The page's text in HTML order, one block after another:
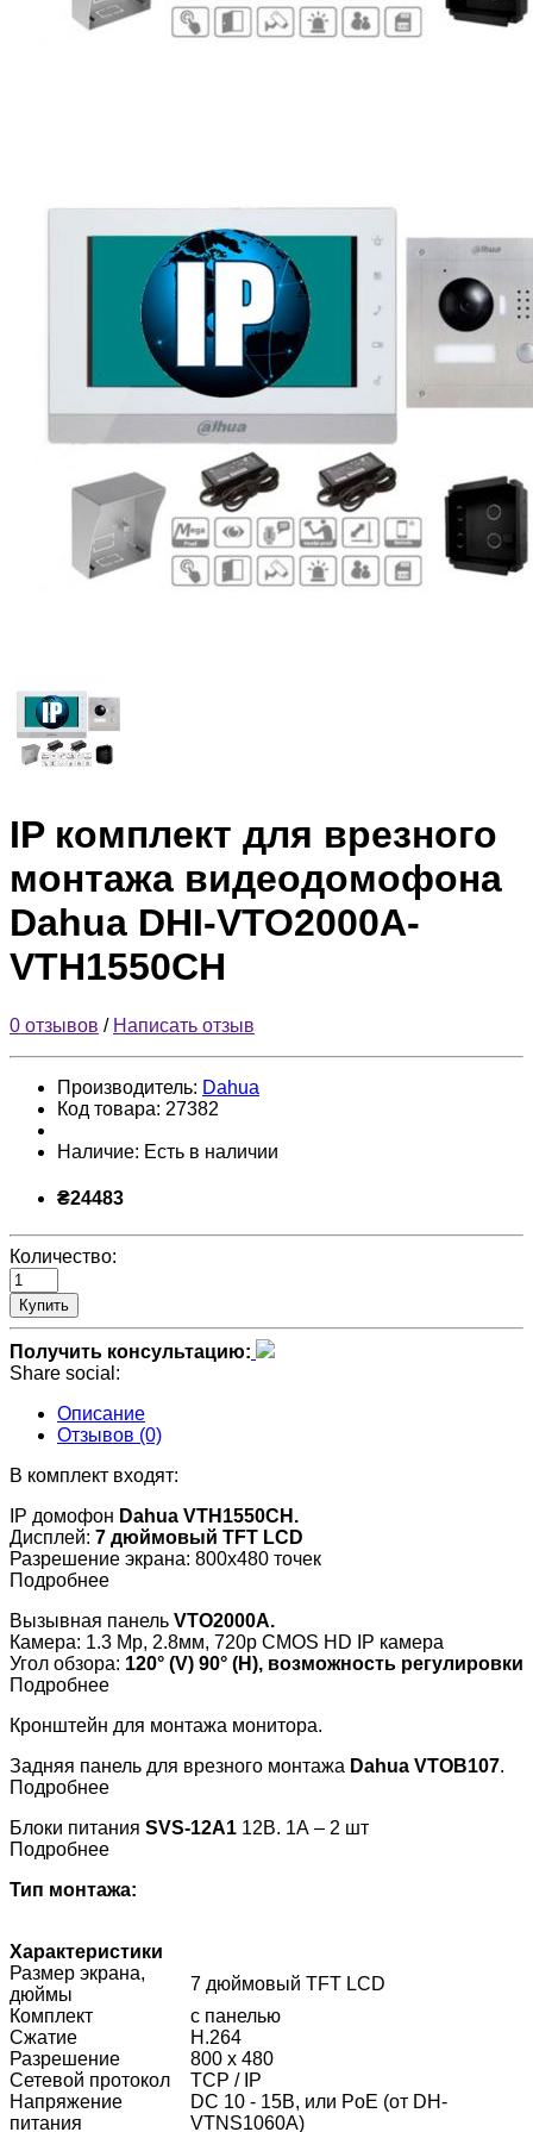
IP комплект для врезного
монтажа видеодомофона
Dahua DHI-VTO2000A-
VTH1550CH
0 отзывов / Написать отзыв
Производитель: Dahua
Код товара: 27382
Наличие: Есть в наличии
₴24483
Количество:
Купить
Получить консультацию:
Share social:
Описание
Отзывов (0)
В комплект входят:
IP домофон Dahua VTH1550CH.
Дисплей: 7 дюймовый TFT LCD
Разрешение экрана: 800x480 точек
Подробнее
Вызывная панель VTO2000A.
Камера: 1.3 Mp, 2.8мм, 720p CMOS HD IP камера
Угол обзора: 120° (V) 90° (H), возможность регулировки
Подробнее
Кронштейн для монтажа монитора.
Задняя панель для врезного монтажа Dahua VTOB107.
Подробнее
Блоки питания SVS-12A1 12В. 1А – 2 шт
Подробнее
Тип монтажа:
Характеристики
Размер экрана,
дюймы
7 дюймовый TFT LCD
Комплект
с панелью
Сжатие
H.264
Разрешение
800 х 480
Сетевой протокол
TCP / IP
Напряжение
питания
DC 10 - 15В, или PoE (от DH-
VTNS1060A)